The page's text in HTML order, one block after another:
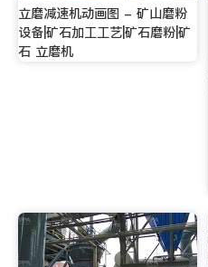
立磨减速机动画图 - 矿山磨粉
设备|矿石加工工艺|矿石磨粉|矿
石 立磨机